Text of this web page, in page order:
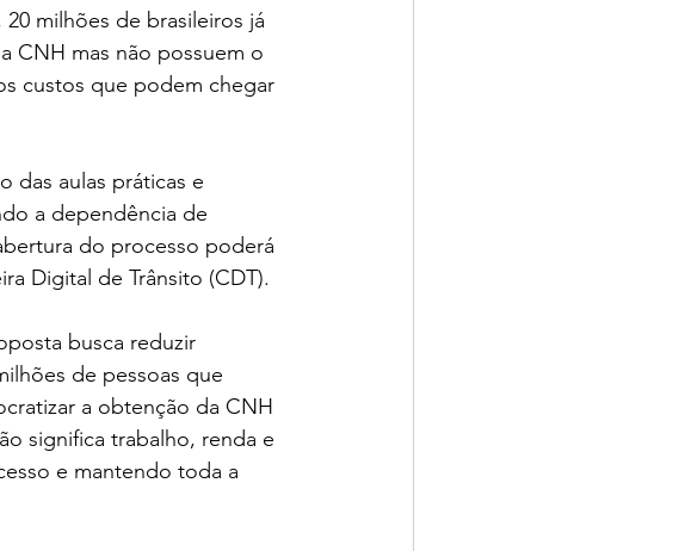
milhões de brasileiros já
CNH mas não possuem o
custos que podem chegar
das aulas práticas e
a dependência de
do processo poderá
Digital de Trânsito (CDT).
busca reduzir
de pessoas que
a obtenção da CNH
significa trabalho, renda e
e mantendo toda a